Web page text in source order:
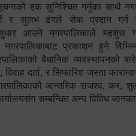
हक सुनिश्चित गर्नुका साथै
र सुलभ ढंगले सेवा प्रदान गर्न
सुधार आउने नगरपालिकाले महशुस
प्रकाशन हुने
बैधानिक व्यवस्थापनको
दर्ता, र सिफारिश जस्ता
आन्तरिक राजश्व, कर,
सम्बन्धित अन्य विविध